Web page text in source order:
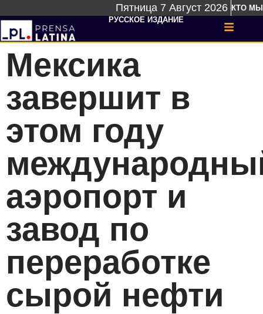
Пятница 7 Август 2026 КТО МЫ
РУССКОЕ ИЗДАНИЕ
Мексика
завершит в
этом году
аэропорт и
завод по
переработке
сырой нефти